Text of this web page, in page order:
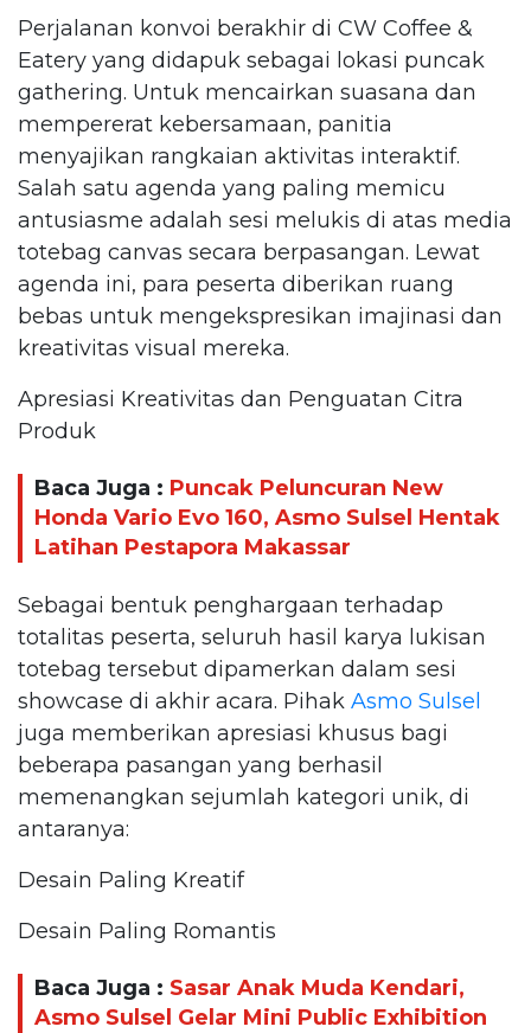
Perjalanan konvoi berakhir di CW Coffee &
Eatery yang didapuk sebagai lokasi puncak
gathering. Untuk mencairkan suasana dan
mempererat kebersamaan, panitia
menyajikan rangkaian aktivitas interaktif.
Salah satu agenda yang paling memicu
antusiasme adalah sesi melukis di atas media
totebag canvas secara berpasangan. Lewat
agenda ini, para peserta diberikan ruang
bebas untuk mengekspresikan imajinasi dan
kreativitas visual mereka.
Apresiasi Kreativitas dan Penguatan Citra
Produk
Baca Juga : Puncak Peluncuran New
Honda Vario Evo 160, Asmo Sulsel Hentak
Latihan Pestapora Makassar
Sebagai bentuk penghargaan terhadap
totalitas peserta, seluruh hasil karya lukisan
totebag tersebut dipamerkan dalam sesi
showcase di akhir acara. Pihak Asmo Sulsel
juga memberikan apresiasi khusus bagi
beberapa pasangan yang berhasil
memenangkan sejumlah kategori unik, di
antaranya:
Desain Paling Kreatif
Desain Paling Romantis
Baca Juga : Sasar Anak Muda Kendari,
Asmo Sulsel Gelar Mini Public Exhibition